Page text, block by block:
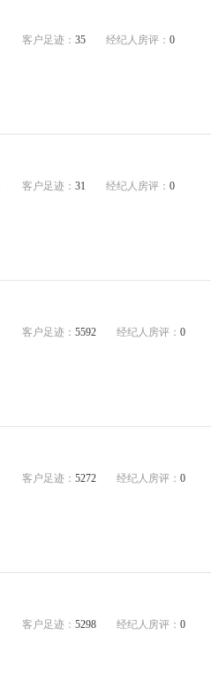
客户足迹： 35 经纪人房评： 0
客户足迹： 31 经纪人房评： 0
客户足迹： 5592 经纪人房评： 0
客户足迹： 5272 经纪人房评： 0
客户足迹： 5298 经纪人房评： 0